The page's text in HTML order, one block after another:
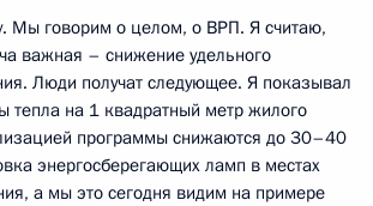
Мы говорим о целом, о ВРП. Я считаю,
важная – снижение удельного
Люди получат следующее. Я показывал
тепла на 1 квадратный метр жилого
программы снижаются до 30–40
энергосберегающих ламп в местах
а мы это сегодня видим на примере